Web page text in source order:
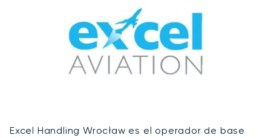
Excel Handling Wrocław es el operador de base